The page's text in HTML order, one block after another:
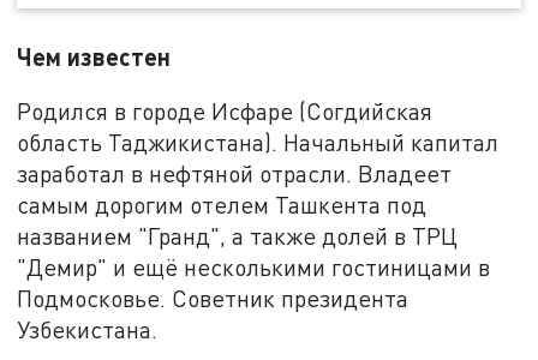
Чем известен
Родился в городе Исфаре (Согдийская
область Таджикистана). Начальный капитал
заработал в нефтяной отрасли. Владеет
самым дорогим отелем Ташкента под
названием "Гранд", а также долей в ТРЦ
"Демир" и ещё несколькими гостиницами в
Подмосковье. Советник президента
Узбекистана.